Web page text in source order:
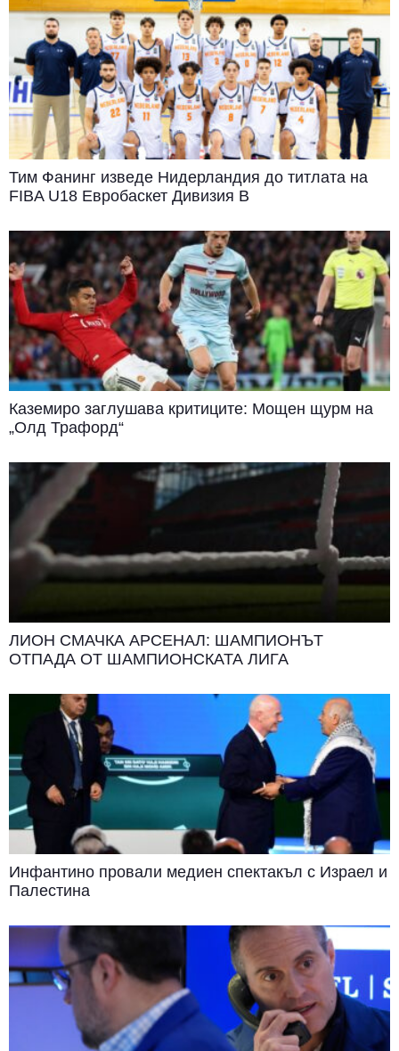
Тим Фанинг изведе Нидерландия до титлата на
FIBA U18 Евробаскет Дивизия B
Каземиро заглушава критиците: Мощен щурм на
„Олд Трафорд“
ЛИОН СМАЧКА АРСЕНАЛ: ШАМПИОНЪТ
ОТПАДА ОТ ШАМПИОНСКАТА ЛИГА
Инфантино провали медиен спектакъл с Израел и
Палестина